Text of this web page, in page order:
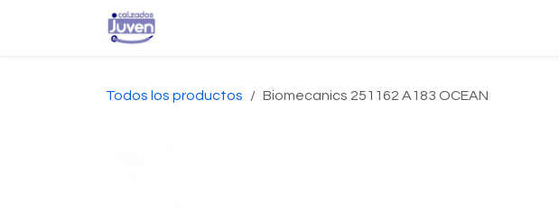
Todos los productos Biomecanics 251162 A183 OCEAN